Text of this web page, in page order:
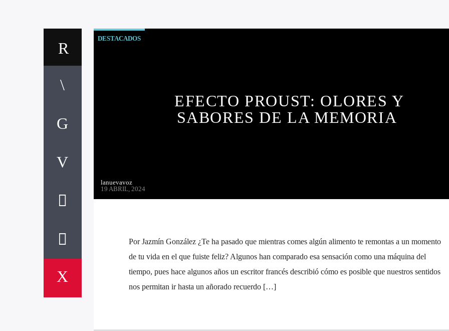
DESTACADOS
EFECTO PROUST: OLORES Y
SABORES DE LA MEMORIA
lanuevavoz
19 ABRIL, 2024
Por Jazmín González ¿Te ha pasado que mientras comes algún alimento te remontas a un momento
de tu vida en el que fuiste feliz? Algunos han comparado esa sensación como una máquina del
tiempo, pues hace algunos años un escritor francés describió cómo es posible que nuestros sentidos
nos permitan ir hasta un añorado recuerdo […]